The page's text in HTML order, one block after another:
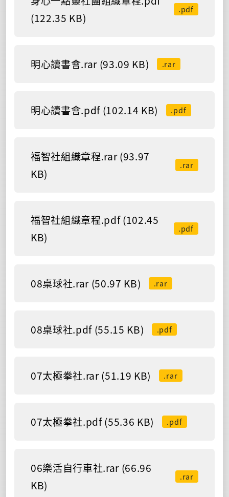
(122.35 KB)
.pdf
明心讀書會.rar (93.09 KB) .rar
明心讀書會.pdf (102.14 KB) .pdf
福智社組織章程.rar (93.97
KB)
.rar
福智社組織章程.pdf (102.45
KB)
.pdf
08桌球社.rar (50.97 KB) .rar
08桌球社.pdf (55.15 KB) .pdf
07太極拳社.rar (51.19 KB) .rar
07太極拳社.pdf (55.36 KB) .pdf
06樂活自行車社.rar (66.96
KB)
.rar